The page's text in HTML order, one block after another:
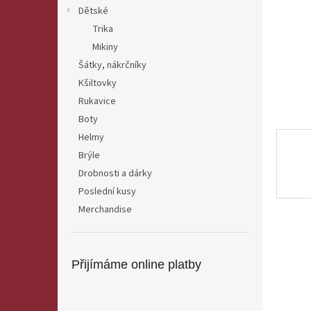
Dětské
Trika
Mikiny
Šátky, nákrčníky
Kšiltovky
Rukavice
Boty
Helmy
Brýle
Drobnosti a dárky
Poslední kusy
Merchandise
Přijímáme online platby